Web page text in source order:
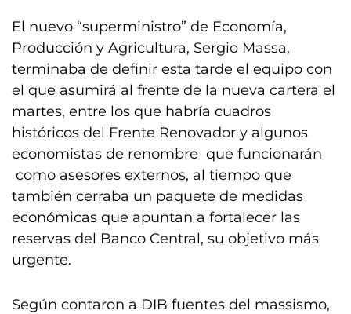
El nuevo “superministro” de Economía,
Producción y Agricultura, Sergio Massa,
terminaba de definir esta tarde el equipo con
el que asumirá al frente de la nueva cartera el
martes, entre los que habría cuadros
históricos del Frente Renovador y algunos
economistas de renombre que funcionarán
como asesores externos, al tiempo que
también cerraba un paquete de medidas
económicas que apuntan a fortalecer las
reservas del Banco Central, su objetivo más
urgente.
Según contaron a DIB fuentes del massismo,